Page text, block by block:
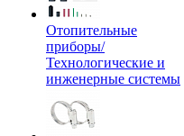
Отопительные
приборы/
Технологические и
инженерные системы